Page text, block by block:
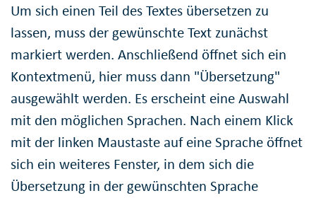
Um sich einen Teil des Textes übersetzen zu
lassen, muss der gewünschte Text zunächst
markiert werden. Anschließend öffnet sich ein
Kontextmenü, hier muss dann "Übersetzung"
ausgewählt werden. Es erscheint eine Auswahl
mit den möglichen Sprachen. Nach einem Klick
mit der linken Maustaste auf eine Sprache öffnet
sich ein weiteres Fenster, in dem sich die
Übersetzung in der gewünschten Sprache